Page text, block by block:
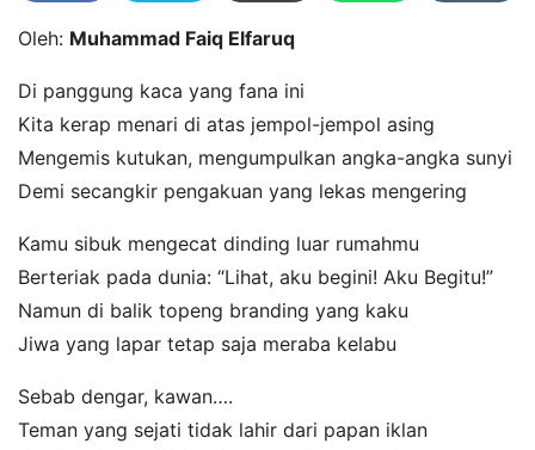
Oleh: Muhammad Faiq Elfaruq
Di panggung kaca yang fana ini
Kita kerap menari di atas jempol-jempol asing
Mengemis kutukan, mengumpulkan angka-angka sunyi
Demi secangkir pengakuan yang lekas mengering
Kamu sibuk mengecat dinding luar rumahmu
Berteriak pada dunia: “Lihat, aku begini! Aku Begitu!”
Namun di balik topeng branding yang kaku
Jiwa yang lapar tetap saja meraba kelabu
Sebab dengar, kawan….
Teman yang sejati tidak lahir dari papan iklan